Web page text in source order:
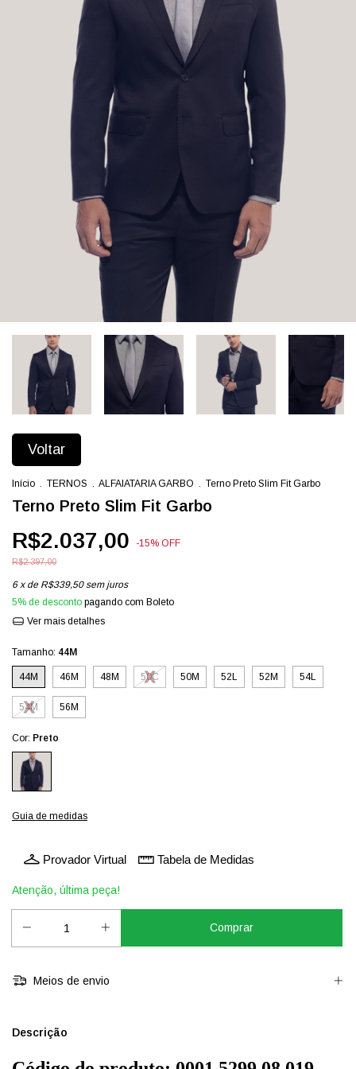
Voltar
Início . TERNOS . ALFAIATARIA GARBO . Terno Preto Slim Fit Garbo
Terno Preto Slim Fit Garbo
R$2.037,00 -15% OFF
R$2.397,00
6 x de R$339,50 sem juros
5% de desconto pagando com Boleto
Ver mais detalhes
Tamanho: 44M
44M 46M 48M 50C 50M 52L 52M 54L
54M 56M
Cor: Preto
Guia de medidas
Provador Virtual Tabela de Medidas
Atenção, última peça!
Meios de envio
Descrição